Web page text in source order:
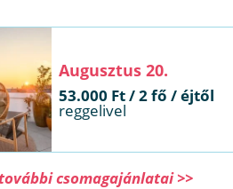
Augusztus 20.
53.000 Ft / 2 fő / éjtől
reggelivel
csomagajánlatai >>